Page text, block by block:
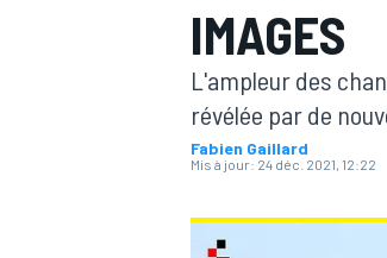
IMAGES
L'ampleur des
révélée par de
Fabien Gaillard
Mis à jour: 24 déc. 2021, 12:22